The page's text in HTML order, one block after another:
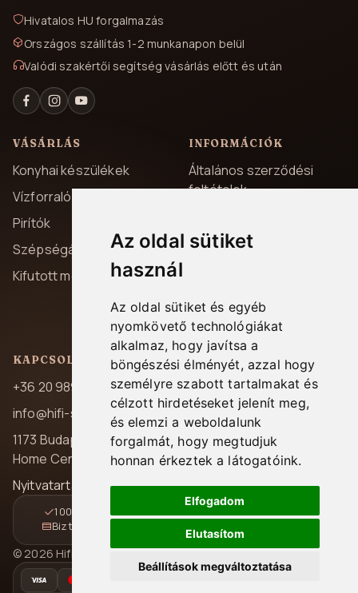
Az oldal sütiket
használ
Az oldal sütiket és egyéb
nyomkövető technológiákat
alkalmaz, hogy javítsa a
böngészési élményét, azzal hogy
személyre szabott tartalmakat és
célzott hirdetéseket jelenít meg,
és elemzi a weboldalunk
forgalmát, hogy megtudjuk
honnan érkeztek a látogatóink.
Elfogadom
Elutasítom
Beállítások megváltoztatása
Hivatalos HU forgalmazás
Országos szállítás 1-2 munkanapon belül
Valódi szakértői segítség vásárlás előtt és után
VÁSÁRLÁS
Konyhai készülékek
Vízforralók
Pirítók
Szépségápolás
Kifutott modellek
INFORMÁCIÓK
Általános szerződési
feltételek
Szállítás és fizetés
Kapcsolat
KAPCSOLAT
+36 20 989 7969
info@hifi-station.hu
1173 Budapest, Pesti út 237.
Home Center A/39
Nyitvatartás: H-P 08:00-16:30
100% magyar jótállás
Gyors és követhető kézbesítés
Biztonságos online fizetés
14 napos elállási lehetőség
© 2026 Hifi Station Kft. Minden jog fenntartva.